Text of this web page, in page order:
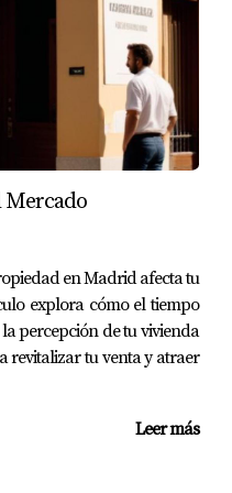
el precio real de un
algunos estudios de
Familiar Reciente
hace cinco años por
comenzaron a
y notaron que muchas
euros. Sin embargo,
se dieron cuenta
únicas que
Finalmente, lograron
gracias a una correcta
Mercado
en Madrid afecta tu
explora cómo el tiempo
percepción de tu vivienda
revitalizar tu venta y atraer
Leer más